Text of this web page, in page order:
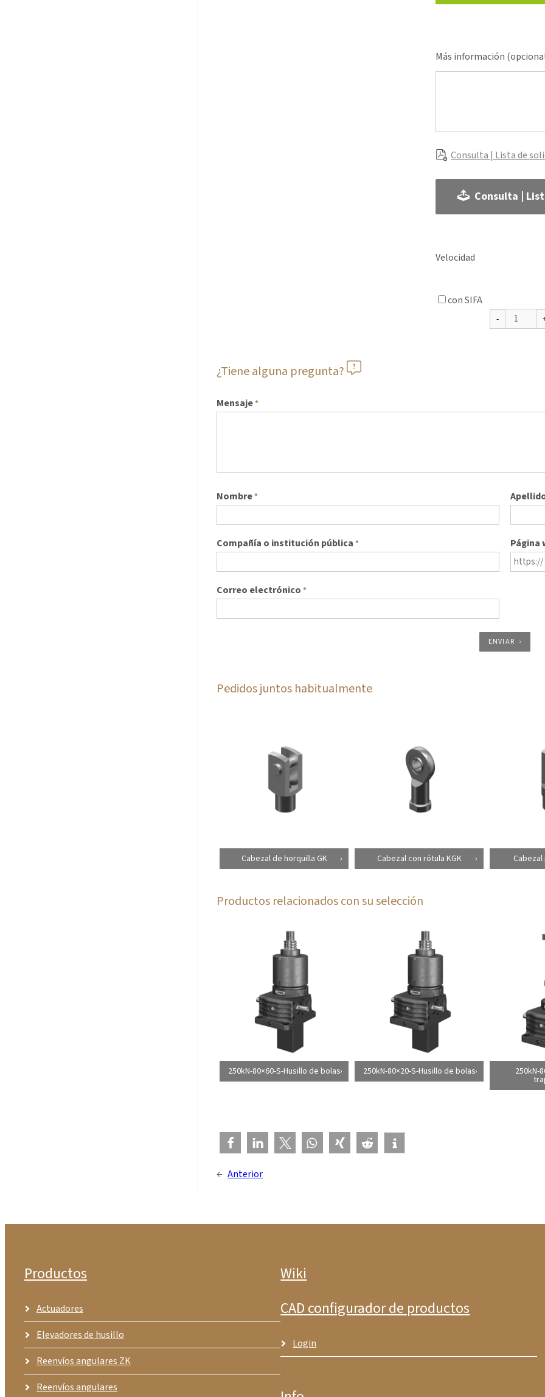
Más información
Consulta | Lista de
Consulta |
Velocidad
con SIFA
¿Tiene alguna pregunta?
Mensaje*
Nombre*
Compañía o institución pública * Página
Correo electrónico *
ENVIAR
Pedidos juntos habitualmente
Cabezal de horquilla GK Cabezal con rótula KGK
Productos relacionados con su selección
250kN-80×60-S-Husillo de bolas 250kN-80×20-S-Husillo de bolas 250kN-
← Anterior
Productos
Actuadores
Elevadores de husillo
Reenvíos angulares ZK
Reenvíos angulares
Wiki
CAD configurador de productos
Login